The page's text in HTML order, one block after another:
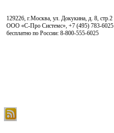
129226, г.Москва, ул. Докукина, д. 8, стр.2
ООО «С-Про Системс», +7 (495) 783-6025
бесплатно по России: 8-800-555-6025